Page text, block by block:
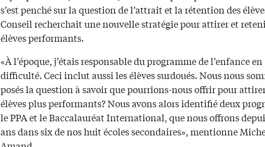
s’est penché sur la question de l’attrait et la rétention des
Conseil recherchait une nouvelle stratégie pour attirer et
élèves performants.
«À l’époque, j’étais responsable du programme de l’enfance en
difficulté. Ceci inclut aussi les élèves surdoués. Nous nous
posés la question à savoir que pourrions-nous offrir pour
élèves plus performants? Nous avons alors identifié deux
le PPA et le Baccalauréat International, que nous offrons
ans dans six de nos huit écoles secondaires», mentionne